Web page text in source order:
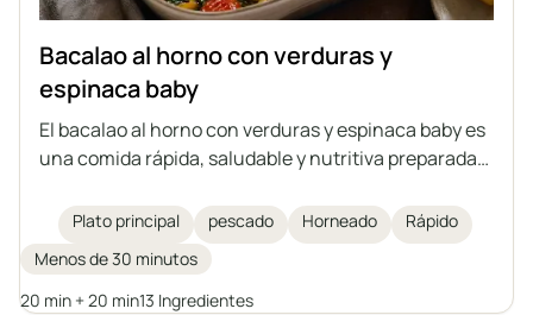
Bacalao al horno con verduras y
espinaca baby
El bacalao al horno con verduras y espinaca baby es
una comida rápida, saludable y nutritiva preparada
se hornean sobre verduras con aromáticas
especias, aceite de oliva y mantequilla clarificada.
Una excelente idea para un plato principal para toda
la familia.
Plato principal pescado Horneado
Rápido
Menos de 30 minutos
20 min + 20 min13 Ingredientes